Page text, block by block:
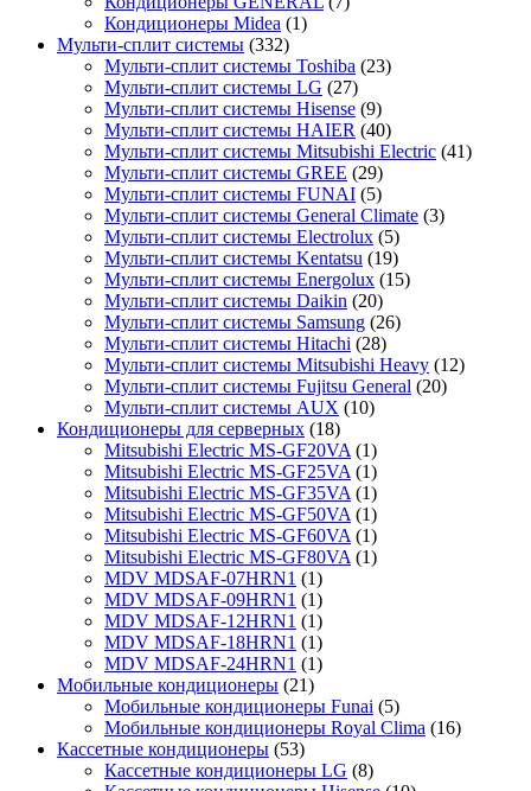
Кондиционеры Midea (1)
Мульти-сплит системы (332)
Мульти-сплит системы Toshiba (23)
Мульти-сплит системы LG (27)
Мульти-сплит системы Hisense (9)
Мульти-сплит системы HAIER (40)
Мульти-сплит системы Mitsubishi Electric (41)
Мульти-сплит системы GREE (29)
Мульти-сплит системы FUNAI (5)
Мульти-сплит системы General Climate (3)
Мульти-сплит системы Electrolux (5)
Мульти-сплит системы Kentatsu (19)
Мульти-сплит системы Energolux (15)
Мульти-сплит системы Daikin (20)
Мульти-сплит системы Samsung (26)
Мульти-сплит системы Hitachi (28)
Мульти-сплит системы Mitsubishi Heavy (12)
Мульти-сплит системы Fujitsu General (20)
Мульти-сплит системы AUX (10)
Кондиционеры для серверных (18)
Mitsubishi Electric MS-GF20VA (1)
Mitsubishi Electric MS-GF25VA (1)
Mitsubishi Electric MS-GF35VA (1)
Mitsubishi Electric MS-GF50VA (1)
Mitsubishi Electric MS-GF60VA (1)
Mitsubishi Electric MS-GF80VA (1)
MDV MDSAF-07HRN1 (1)
MDV MDSAF-09HRN1 (1)
MDV MDSAF-12HRN1 (1)
MDV MDSAF-18HRN1 (1)
MDV MDSAF-24HRN1 (1)
Мобильные кондиционеры (21)
Мобильные кондиционеры Funai (5)
Мобильные кондиционеры Royal Clima (16)
Кассетные кондиционеры (53)
Кассетные кондиционеры LG (8)